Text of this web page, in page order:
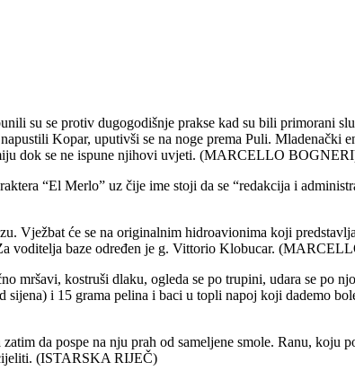
su se protiv dugogodišnje prakse kad su bili primorani
Kopar, uputivši se na noge prema Puli. Mladenački
dok se ne ispune njihovi uvjeti. (MARCELLO
“El Merlo” uz čije ime stoji da se “redakcija i
Vježbat će se na originalnim hidroavionima koji
voditelja baze određen je g. Vittorio Klobucar.
kostruši dlaku, ogleda se po trupini, udara se po
i 15 grama pelina i baci u topli napoj koji dademo
da pospe na nju prah od sameljene smole. Ranu, koju
(ISTARSKA RIJEČ)